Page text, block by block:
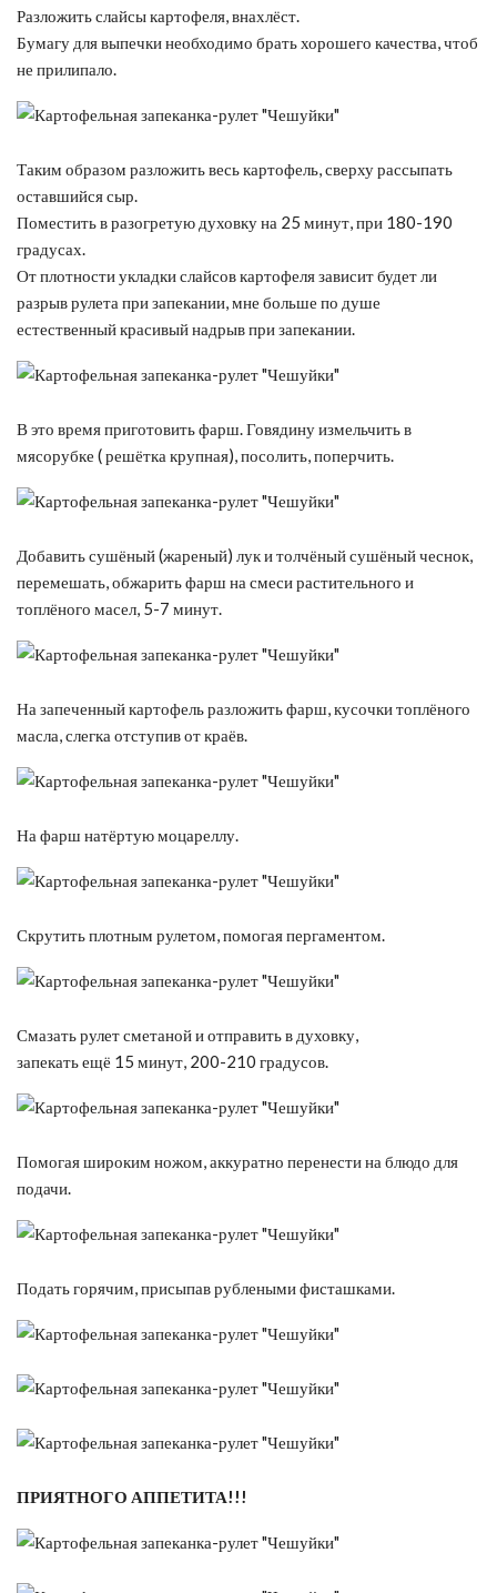
Разложить слайсы картофеля, внахлёст.
Бумагу для выпечки необходимо брать хорошего качества, чтоб
не прилипало.
Таким образом разложить весь картофель, сверху рассыпать
оставшийся сыр.
Поместить в разогретую духовку на 25 минут, при 180-190
градусах.
От плотности укладки слайсов картофеля зависит будет ли
разрыв рулета при запекании, мне больше по душе
естественный красивый надрыв при запекании.
В это время приготовить фарш. Говядину измельчить в
мясорубке ( решётка крупная), посолить, поперчить.
Добавить сушёный (жареный) лук и толчёный сушёный чеснок,
перемешать, обжарить фарш на смеси растительного и
топлёного масел, 5-7 минут.
На запеченный картофель разложить фарш, кусочки топлёного
масла, слегка отступив от краёв.
На фарш натёртую моцареллу.
Скрутить плотным рулетом, помогая пергаментом.
Смазать рулет сметаной и отправить в духовку,
запекать ещё 15 минут, 200-210 градусов.
Помогая широким ножом, аккуратно перенести на блюдо для
подачи.
Подать горячим, присыпав рублеными фисташками.
ПРИЯТНОГО АППЕТИТА!!!